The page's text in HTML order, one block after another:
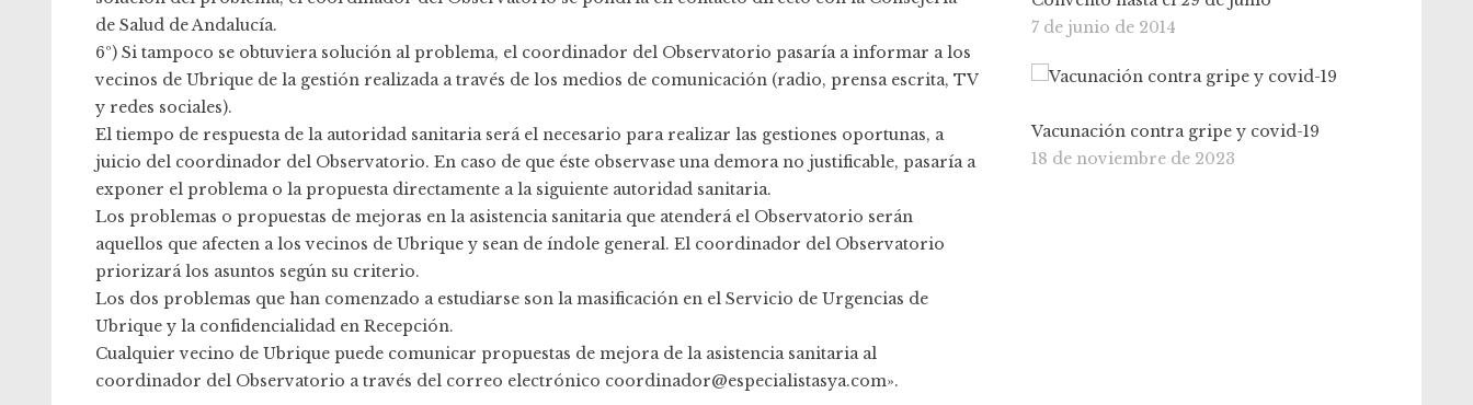
de Salud de Andalucía.
6º) Si tampoco se obtuviera solución al problema, el coordinador del Observatorio pasaría a informar a los
vecinos de Ubrique de la gestión realizada a través de los medios de comunicación (radio, prensa escrita, TV
y redes sociales).
El tiempo de respuesta de la autoridad sanitaria será el necesario para realizar las gestiones oportunas, a
juicio del coordinador del Observatorio. En caso de que éste observase una demora no justificable, pasaría a
exponer el problema o la propuesta directamente a la siguiente autoridad sanitaria.
Los problemas o propuestas de mejoras en la asistencia sanitaria que atenderá el Observatorio serán
aquellos que afecten a los vecinos de Ubrique y sean de índole general. El coordinador del Observatorio
priorizará los asuntos según su criterio.
Los dos problemas que han comenzado a estudiarse son la masificación en el Servicio de Urgencias de
Ubrique y la confidencialidad en Recepción.
Cualquier vecino de Ubrique puede comunicar propuestas de mejora de la asistencia sanitaria al
coordinador del Observatorio a través del correo electrónico coordinador@especialistasya.com».
7 de junio de 2014
Vacunación contra gripe y covid-19
18 de noviembre de 2023